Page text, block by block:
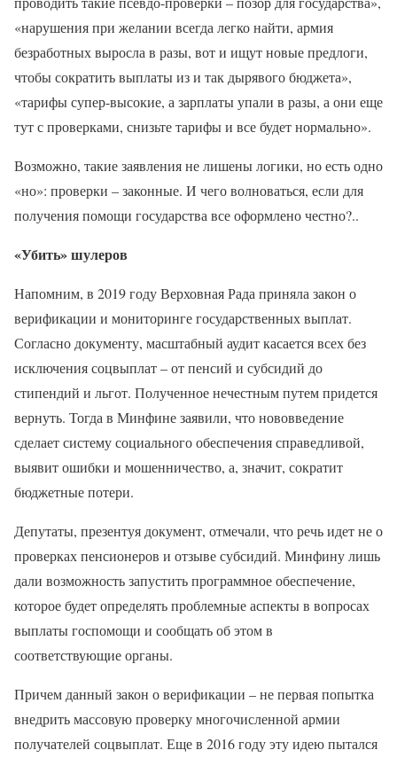
«нарушения при желании всегда легко найти, армия
безработных выросла в разы, вот и ищут новые предлоги,
чтобы сократить выплаты из и так дырявого бюджета»,
«тарифы супер-высокие, а зарплаты упали в разы, а они еще
тут с проверками, снизьте тарифы и все будет нормально».
Возможно, такие заявления не лишены логики, но есть одно
«но»: проверки – законные. И чего волноваться, если для
получения помощи государства все оформлено честно?..
«Убить» шулеров
Напомним, в 2019 году Верховная Рада приняла закон о
верификации и мониторинге государственных выплат.
Согласно документу, масштабный аудит касается всех без
исключения соцвыплат – от пенсий и субсидий до
стипендий и льгот. Полученное нечестным путем придется
вернуть. Тогда в Минфине заявили, что нововведение
сделает систему социального обеспечения справедливой,
выявит ошибки и мошенничество, а, значит, сократит
бюджетные потери.
Депутаты, презентуя документ, отмечали, что речь идет не о
проверках пенсионеров и отзыве субсидий. Минфину лишь
дали возможность запустить программное обеспечение,
которое будет определять проблемные аспекты в вопросах
выплаты госпомощи и сообщать об этом в
соответствующие органы.
Причем данный закон о верификации – не первая попытка
внедрить массовую проверку многочисленной армии
получателей соцвыплат. Еще в 2016 году эту идею пытался